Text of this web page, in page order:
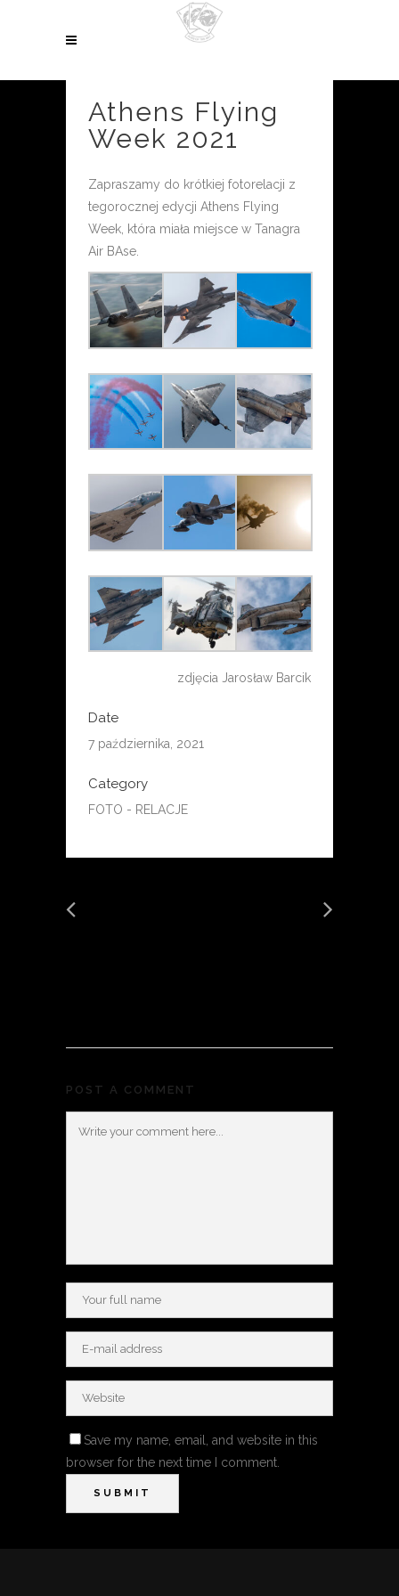
Athens Flying
Week 2021
Zapraszamy do krótkiej fotorelacji z
tegorocznej edycji Athens Flying
Week, która miała miejsce w Tanagra
Air BAse.
zdjęcia Jarosław Barcik
Date
7 października, 2021
Category
FOTO - RELACJE
POST A COMMENT
Save my name, email, and website in this
browser for the next time I comment.